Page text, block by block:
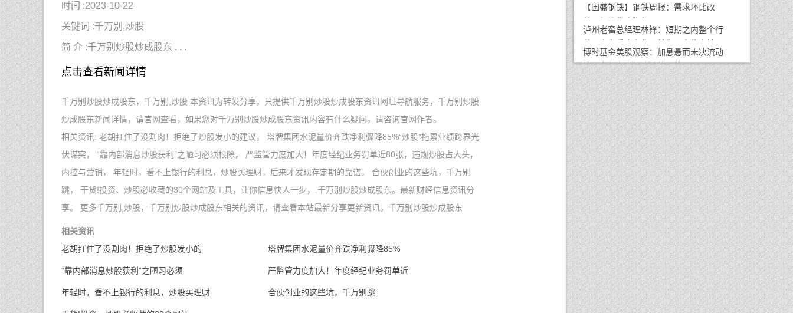
时间 :2023-10-22
关键词 :千万别,炒股
简 介 :千万别炒股炒成股东 . . .
点击查看新闻详情
千万别炒股炒成股东，千万别,炒股 本资讯为转发分享，只提供千万别炒股炒成股东资讯网址导航服务，千万别炒股
炒成股东新闻详情，请官网查看，如果您对千万别炒股炒成股东资讯内容有什么疑问，请咨询官网作者。
相关资讯: 老胡扛住了没割肉！拒绝了炒股发小的建议， 塔牌集团水泥量价齐跌净利骤降85%“炒股”拖累业绩跨界光
伏谋突， “靠内部消息炒股获利”之陋习必须根除， 严监管力度加大！年度经纪业务罚单近80张，违规炒股占大头，
内控与营销， 年轻时，看不上银行的利息，炒股买理财，后来才发现存定期的靠谱， 合伙创业的这些坑，千万别
跳， 干货!投资、炒股必收藏的30个网站及工具，让你信息快人一步，.千万别炒股炒成股东。最新财经信息资讯分
享。 更多千万别,炒股，千万别炒股炒成股东相关的资讯，请查看本站最新分享更新资讯。千万别炒股炒成股东
相关资讯
老胡扛住了没割肉！拒绝了炒股发小的
塔牌集团水泥量价齐跌净利骤降85%
“靠内部消息炒股获利”之陋习必须 严监管力度加大！年度经纪业务罚单近
年轻时，看不上银行的利息，炒股买理财 合伙创业的这些坑，千万别跳
【国盛钢铁】钢铁周报：需求环比改
泸州老窖总经理林锋：短期之内整个行
牌
博时基金美股观察：加息悬而未决流动
性压力仍存市场或持续震荡